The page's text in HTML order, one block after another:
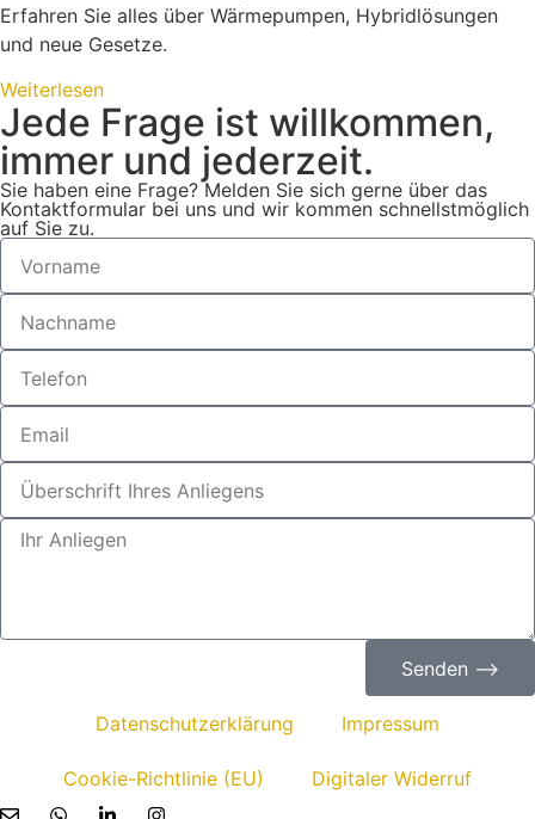
Erfahren Sie alles über Wärmepumpen, Hybridlösungen
und neue Gesetze.
Weiterlesen
Jede Frage ist willkommen,
immer und jederzeit.
Sie haben eine Frage? Melden Sie sich gerne über das
Kontaktformular bei uns und wir kommen schnellstmöglich
auf Sie zu.
Senden ⟶
Datenschutzerklärung Impressum
Cookie-Richtlinie (EU) Digitaler Widerruf